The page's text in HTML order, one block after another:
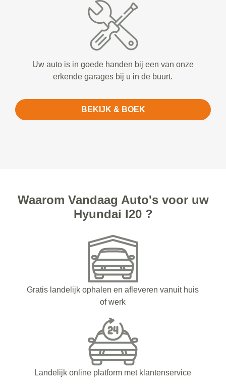
Uw auto is in goede handen bij een van onze
erkende garages bij u in de buurt.
BEKIJK & BOEK
Waarom Vandaag Auto's voor uw
Hyundai I20 ?
Gratis landelijk ophalen en afleveren vanuit huis
of werk
Landelijk online platform met klantenservice